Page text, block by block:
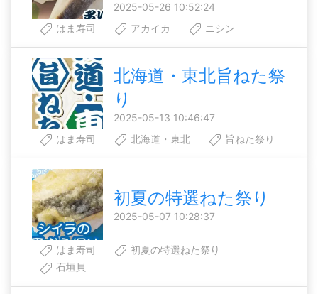
2025-05-26 10:52:24
はま寿司
アカイカ ニシン
北海道・東北旨ねた祭
り
2025-05-13 10:46:47
はま寿司
北海道・東北 旨ねた祭り
初夏の特選ねた祭り
2025-05-07 10:28:37
はま寿司
初夏の特選ねた祭り
石垣貝